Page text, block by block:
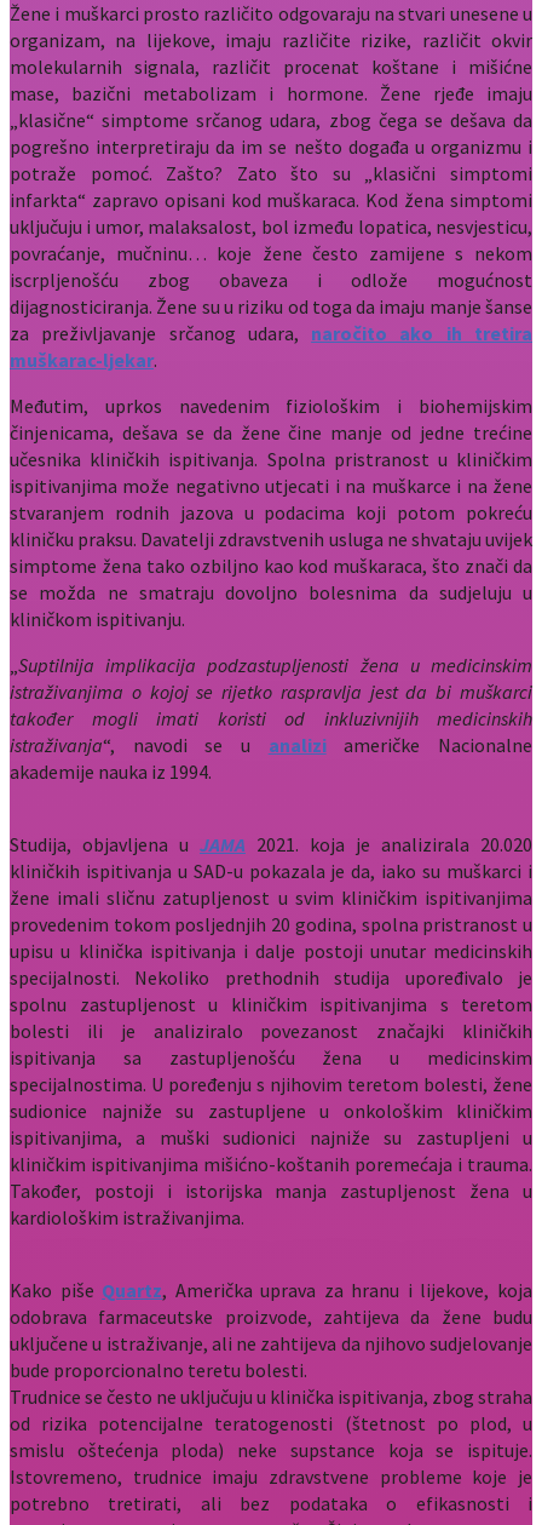
Žene i muškarci prosto različito odgovaraju na stvari unesene u
organizam, na lijekove, imaju različite rizike, različit okvir
molekularnih signala, različit procenat koštane i mišićne
mase, bazični metabolizam i hormone. Žene rjeđe imaju
„klasične“ simptome srčanog udara, zbog čega se dešava da
pogrešno interpretiraju da im se nešto događa u organizmu i
potraže pomoć. Zašto? Zato što su „klasični simptomi
infarkta“ zapravo opisani kod muškaraca. Kod žena simptomi
uključuju i umor, malaksalost, bol između lopatica, nesvjesticu,
povraćanje, mučninu… koje žene često zamijene s nekom
iscrpljenošću zbog obaveza i odlože mogućnost
dijagnosticiranja. Žene su u riziku od toga da imaju manje šanse
za preživljavanje srčanog udara, naročito ako ih tretira
muškarac-ljekar.
Međutim, uprkos navedenim fiziološkim i biohemijskim
činjenicama, dešava se da žene čine manje od jedne trećine
učesnika kliničkih ispitivanja. Spolna pristranost u kliničkim
ispitivanjima može negativno utjecati i na muškarce i na žene
stvaranjem rodnih jazova u podacima koji potom pokreću
kliničku praksu. Davatelji zdravstvenih usluga ne shvataju uvijek
simptome žena tako ozbiljno kao kod muškaraca, što znači da
se možda ne smatraju dovoljno bolesnima da sudjeluju u
kliničkom ispitivanju.
„Suptilnija implikacija podzastupljenosti žena u medicinskim
istraživanjima o kojoj se rijetko raspravlja jest da bi muškarci
također mogli imati koristi od inkluzivnijih medicinskih
istraživanja“, navodi se u analiziameričke Nacionalne
akademije nauka iz 1994.
Studija, objavljena u JAMA 2021. koja je analizirala 20.020
kliničkih ispitivanja u SAD-u pokazala je da, iako su muškarci i
žene imali sličnu zatupljenost u svim kliničkim ispitivanjima
provedenim tokom posljednjih 20 godina, spolna pristranost u
upisu u klinička ispitivanja i dalje postoji unutar medicinskih
specijalnosti. Nekoliko prethodnih studija upoređivalo je
spolnu zastupljenost u kliničkim ispitivanjima s teretom
bolesti ili je analiziralo povezanost značajki kliničkih
ispitivanja sa zastupljenošću žena u medicinskim
specijalnostima. U poređenju s njihovim teretom bolesti, žene
sudionice najniže su zastupljene u onkološkim kliničkim
ispitivanjima, a muški sudionici najniže su zastupljeni u
kliničkim ispitivanjima mišićno-koštanih poremećaja i trauma.
Također, postoji i istorijska manja zastupljenost žena u
kardiološkim istraživanjima.
Kako piše Quartz, Američka uprava za hranu i lijekove, koja
odobrava farmaceutske proizvode, zahtijeva da žene budu
uključene u istraživanje, ali ne zahtijeva da njihovo sudjelovanje
bude proporcionalno teretu bolesti.
Trudnice se često ne uključuju u klinička ispitivanja, zbog straha
od rizika potencijalne teratogenosti (štetnost po plod, u
smislu oštećenja ploda) neke supstance koja se ispituje.
Istovremeno, trudnice imaju zdravstvene probleme koje je
potrebno tretirati, ali bez podataka o efikasnosti i